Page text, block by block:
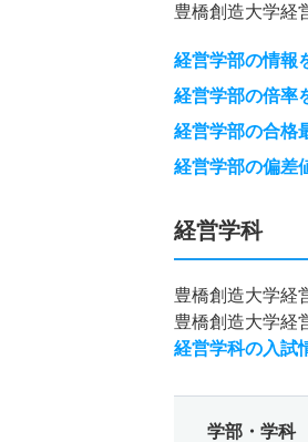
豊橋創造大学経
経営学部の情報
経営学部の倍率
経営学部の合格
経営学部の偏差
経営学科
豊橋創造大学経
豊橋創造大学経
経営学科の入試
学部・学科